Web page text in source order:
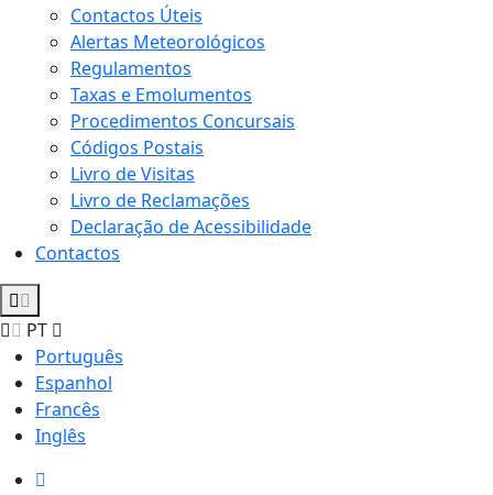
Contactos Úteis
Alertas Meteorológicos
Regulamentos
Taxas e Emolumentos
Procedimentos Concursais
Códigos Postais
Livro de Visitas
Livro de Reclamações
Declaração de Acessibilidade
Contactos
PT
Português
Espanhol
Francês
Inglês